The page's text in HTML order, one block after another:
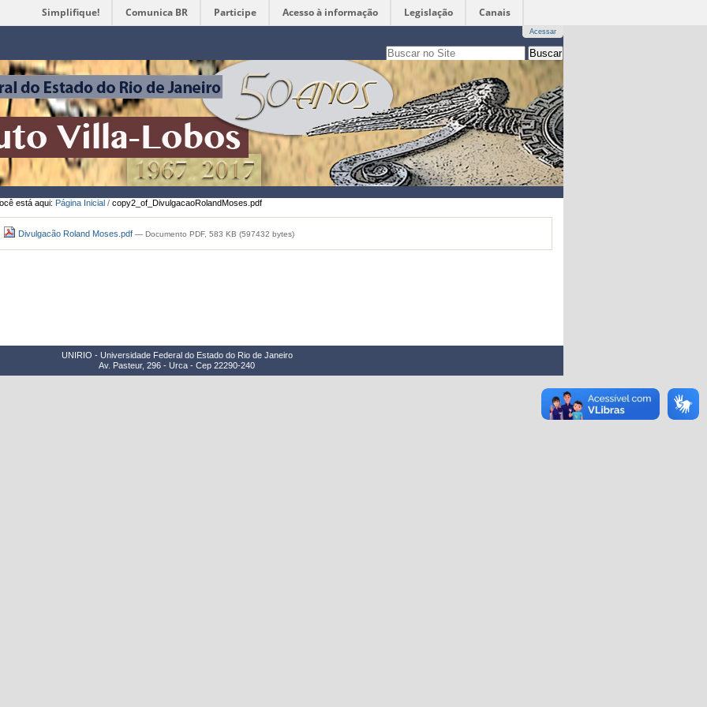
Simplifique! Comunica BR Participe Acesso à informação Legislação Canais
Acessar
Busca
apenas nesta seção
Busca
Avançada…
está aqui: Página Inicial / copy2_of_DivulgacaoRolandMoses.pdf
Divulgacão Roland Moses.pdf — Documento PDF, 583 KB (597432 bytes)
UNIRIO - Universidade Federal do Estado do Rio de Janeiro
Av. Pasteur, 296 - Urca - Cep 22290-240